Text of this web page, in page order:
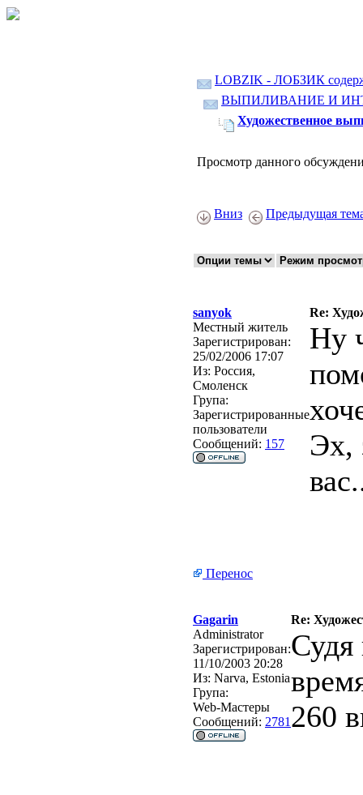
LOBZIK - ЛОБЗИК
ВЫПИЛИВАНИЕ И
Художественное
Просмотр данного
Вниз Предыдущая
sanyok
Re:
Местный житель
Зарегистрирован:
25/02/2006 17:07
Из: Россия,
Смоленск
Група:
Зарегистрированные
пользователи
Сообщений: 157
Ну
Эх,
Перенос
Gagarin
Re:
Administrator
Зарегистрирован:
11/10/2003 20:28
Из: Narva, Estonia
Група:
Web-Мастеры
Сообщений: 2781
Судя
260